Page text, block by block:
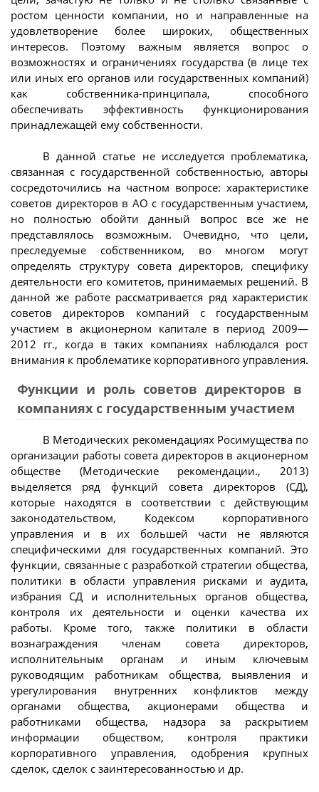
ростом ценности компании, но и направленные на
удовлетворение более широких, общественных
интересов. Поэтому важным является вопрос о
возможностях и ограничениях государства (в лице тех
или иных его органов или государственных компаний)
как собственника-принципала, способного
обеспечивать эффективность функционирования
принадлежащей ему собственности.
В данной статье не исследуется проблематика,
связанная с государственной собственностью, авторы
сосредоточились на частном вопросе: характеристике
советов директоров в АО с государственным участием,
но полностью обойти данный вопрос все же не
представлялось возможным. Очевидно, что цели,
преследуемые собственником, во многом могут
определять структуру совета директоров, специфику
деятельности его комитетов, принимаемых решений. В
данной же работе рассматривается ряд характеристик
советов директоров компаний с государственным
участием в акционерном капитале в период 2009—
2012 гг., когда в таких компаниях наблюдался рост
внимания к проблематике корпоративного управления.
Функции и роль советов директоров в
компаниях с государственным участием
В Методических рекомендациях Росимущества по
организации работы совета директоров в акционерном
обществе (Методические рекомендации., 2013)
выделяется ряд функций совета директоров (СД),
которые находятся в соответствии с действующим
законодательством, Кодексом корпоративного
управления и в их большей части не являются
специфическими для государственных компаний. Это
функции, связанные с разработкой стратегии общества,
политики в области управления рисками и аудита,
избрания СД и исполнительных органов общества,
контроля их деятельности и оценки качества их
работы. Кроме того, также политики в области
вознаграждения членам совета директоров,
исполнительным органам и иным ключевым
руководящим работникам общества, выявления и
урегулирования внутренних конфликтов между
органами общества, акционерами общества и
работниками общества, надзора за раскрытием
информации обществом, контроля практики
корпоративного управления, одобрения крупных
сделок, сделок с заинтересованностью и др.